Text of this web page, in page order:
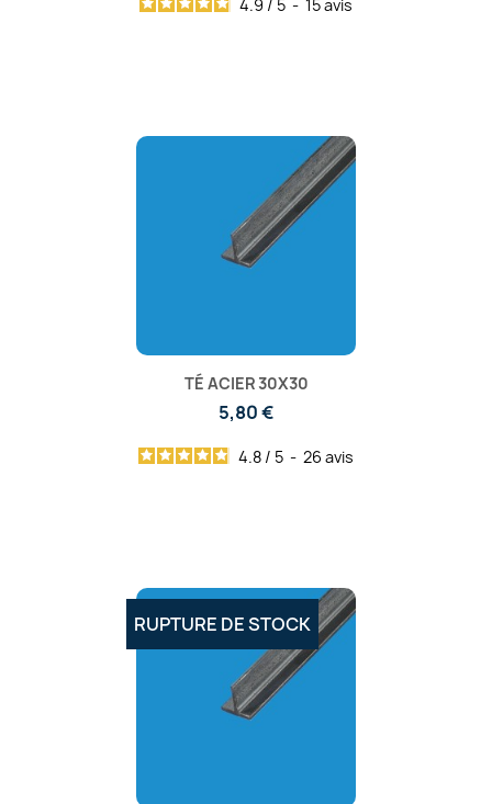
4.9 / 5 - 15avis
TÉ ACIER 30X30
5,80 €
4.8 / 5 - 26 avis
RUPTURE DE STOCK